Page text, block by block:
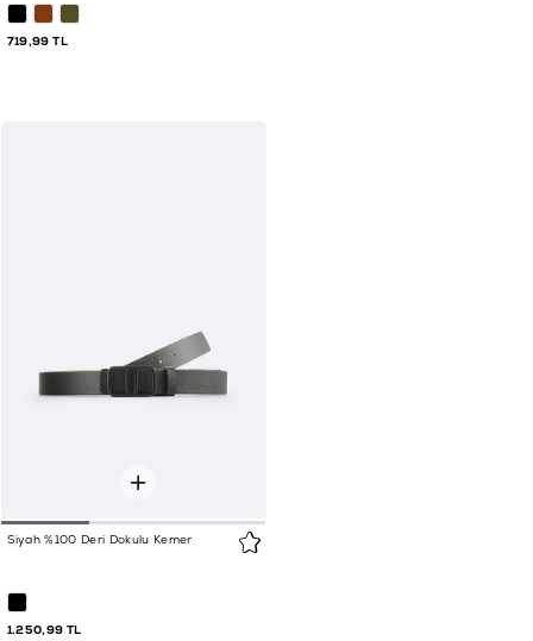
719,99 TL
Siyah %100 Deri Dokulu Kemer
1.250,99 TL